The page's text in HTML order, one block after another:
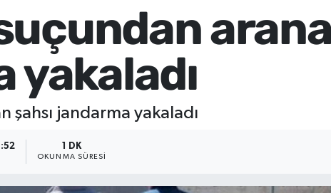
suçundan
yakaladı
şahsı jandarma yakaladı
1 DK
OKUNMA SÜRESI